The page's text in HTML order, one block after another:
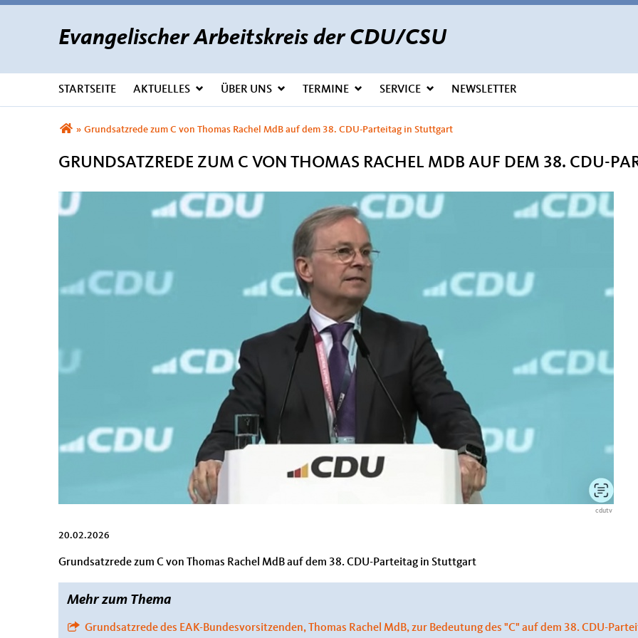
Evangelischer Arbeitskreis der CDU/CSU
STARTSEITE AKTUELLES ÜBER UNS TERMINE SERVICE NEWSLETTER
Sie sind hier
» Grundsatzrede zum C von Thomas Rachel MdB auf dem 38. CDU-Parteitag in Stuttgart
GRUNDSATZREDE ZUM C VON THOMAS RACHEL MDB AUF DEM 38. CDU-
cdutv
20.02.2026
Grundsatzrede zum C von Thomas Rachel MdB auf dem 38. CDU-Parteitag in Stuttgart
Mehr zum Thema
Grundsatzrede des EAK-Bundesvorsitzenden, Thomas Rachel MdB, zur Bedeutung des "C" auf dem 38. CDU-